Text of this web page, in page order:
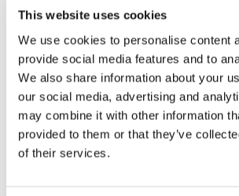
This website uses cookies
We use cookies to personalise content
provide social media features and to
We also share information about your
our social media, advertising and
may combine it with other information
provided to them or that they’ve
of their services.
mysterieuze uitstraling. Het werk van Ton
geboorteplaats Ootmarsum, waar ook
is gevestigd dat een overzicht van zijn